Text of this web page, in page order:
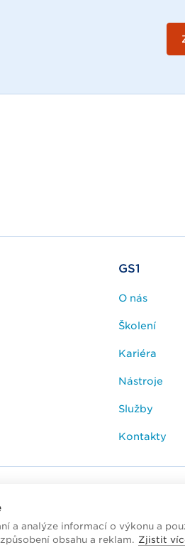
GS1
O nás
Školení
Kariéra
Nástroje
Služby
Kontakty
© GS1 Czech Republic
a analýze informací o výkonu a
obsahu a reklam. Zjistit